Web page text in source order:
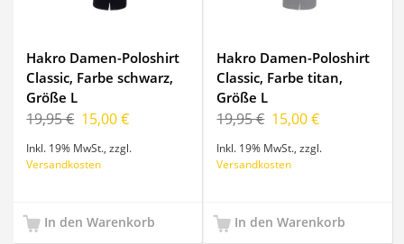
Hakro Damen-Poloshirt
Classic, Farbe schwarz,
Größe L
19,95 € 15,00 €
Inkl. 19% MwSt. ,zzgl.
Versandkosten
In den Warenkorb
Hakro Damen-Poloshirt
Classic, Farbe titan,
Größe L
19,95 € 15,00 €
Inkl. 19% MwSt. ,zzgl.
Versandkosten
In den Warenkorb